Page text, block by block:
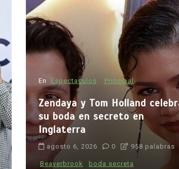
En Espectaculos Principal
Zendaya y Tom Holland
su boda en secreto en
Inglaterra
agosto 6, 2026 0 958 palabras
Beaverbrook
boda secreta